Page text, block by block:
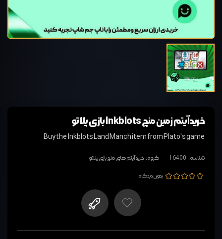
خرید آیتم زمین منچ Inkblots بازی پلاتو
Buy the Inkblots Land Manch item from Plato's game
شناسه: 16400 گروه: خرید آیتم های منچ بازی پلاتو
بدون دیدگاه